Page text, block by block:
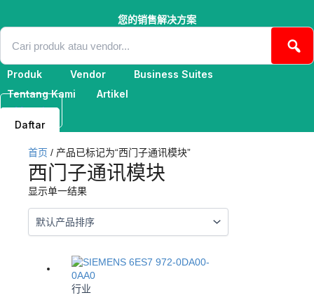
内
您的销售解决方案
Produk Vendor
Business Suites
Tentang Kami
Artikel
Masuk
Daftar
首页 / 产品已标记为“西门子通讯模块”
西门子通讯模块
显示单一结果
行业